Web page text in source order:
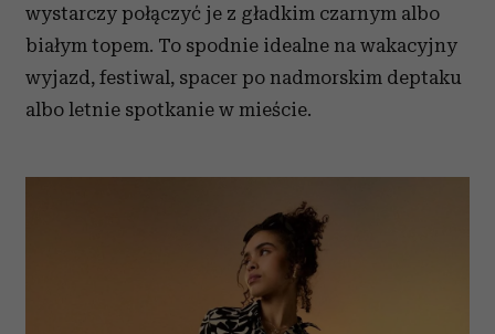
wystarczy połączyć je z gładkim czarnym albo
białym topem. To spodnie idealne na wakacyjny
wyjazd, festiwal, spacer po nadmorskim deptaku
albo letnie spotkanie w mieście.